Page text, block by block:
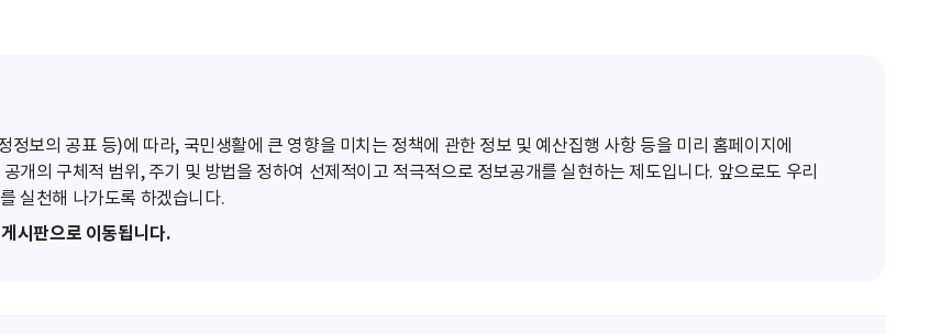
정보의 공표 등)에 따라, 국민생활에 큰 영향을 미치는 정책에 관한 정보 및 예산집행 사항 등을 미리 홈페이지에
개의 구체적 범위, 주기 및 방법을 정하여 선제적이고 적극적으로 정보공개를 실현하는 제도입니다. 앞으로도 우리
실천해 나가도록 하겠습니다.
시판으로 이동됩니다.